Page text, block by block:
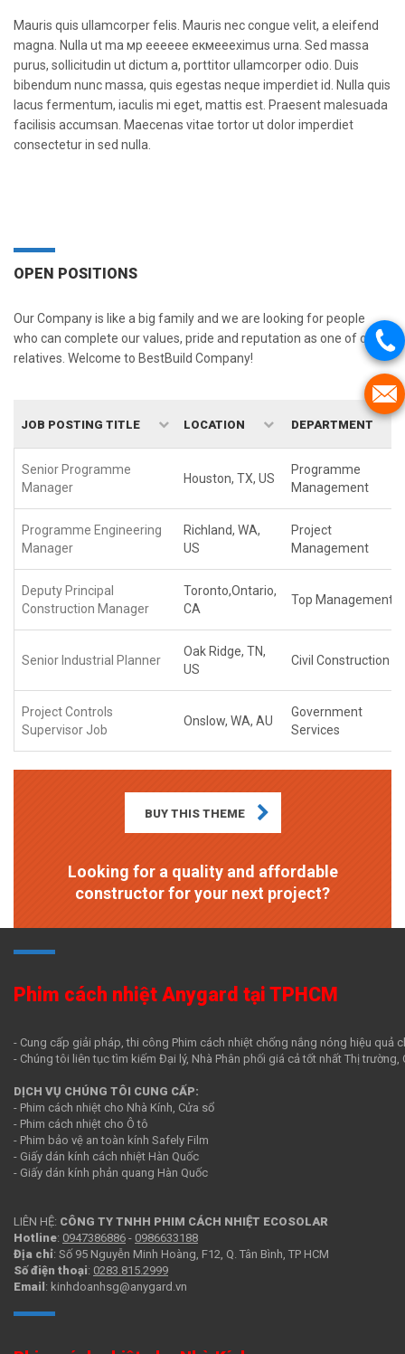
Mauris quis ullamcorper felis. Mauris nec congue velit, a eleifend
magna. Nulla ut ma мр ееееее екмеееximus urna. Sed massa
purus, sollicitudin ut dictum a, porttitor ullamcorper odio. Duis
bibendum nunc massa, quis egestas neque imperdiet id. Nulla quis
lacus fermentum, iaculis mi eget, mattis est. Praesent malesuada
facilisis accumsan. Maecenas vitae tortor ut dolor imperdiet
consectetur in sed nulla.
OPEN POSITIONS
Our Company is like a big family and we are looking for people
who can complete our values, pride and reputation as one of our
relatives. Welcome to BestBuild Company!
JOB POSTING TITLE LOCATION DEPARTMENT
Senior Programme
Manager
Houston, TX, US
Programme
Management
Programme Engineering
Manager
Richland, WA,
US
Project
Management
Deputy Principal
Construction Manager
Toronto,Ontario,
CA
Top Management
Senior Industrial Planner
Oak Ridge, TN,
US
Civil Construction
Project Controls
Supervisor Job
Onslow, WA, AU
Government
Services
BUY THIS THEME
Looking for a quality and affordable
constructor for your next project?
Phim cách nhiệt Anygard tại TPHCM
- Cung cấp giải pháp, thi công Phim cách nhiệt chống nắng nóng hiệu quả
- Chúng tôi liên tục tìm kiếm Đại lý, Nhà Phân phối giá cả tốt nhất Thị trường,
DỊCH VỤ CHÚNG TÔI CUNG CẤP:
- Phim cách nhiệt cho Nhà Kính, Cửa sổ
- Phim cách nhiệt cho Ô tô
- Phim bảo vệ an toàn kính Safely Film
- Giấy dán kính cách nhiệt Hàn Quốc
- Giấy dán kính phản quang Hàn Quốc
LIÊN HỆ: CÔNG TY TNHH PHIM CÁCH NHIỆT ECOSOLAR
Hotline: 0947386886 - 0986633188
Địa chỉ: Số 95 Nguyễn Minh Hoàng, F12, Q. Tân Bình, TP HCM
Số điện thoại: 0283.815.2999
Email : kinhdoanhsg@anygard.vn